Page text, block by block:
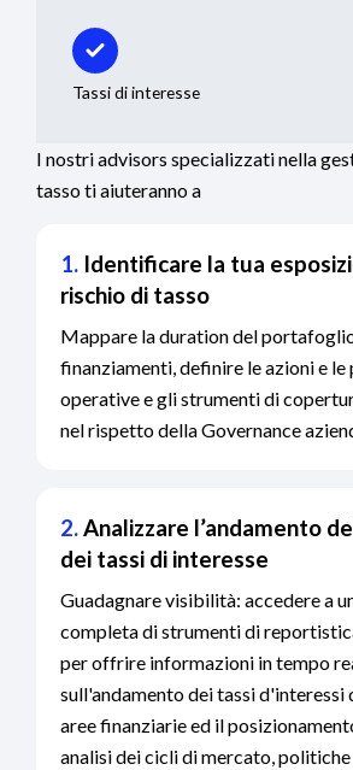
Tassi di interesse
I nostri advisors specializzati nella
tasso ti aiuteranno a
1. Identificare la tua
rischio di tasso
Mappare la duration del
finanziamenti, definire le azioni e le
operative e gli strumenti di
nel rispetto della Governance
2.Analizzare l’andamento
dei tassi di interesse
Guadagnare visibilità: accedere a
completa di strumenti di
per offrire informazioni in tempo
sull'andamento dei tassi d'interessi
aree finanziarie ed il
analisi dei cicli di mercato,